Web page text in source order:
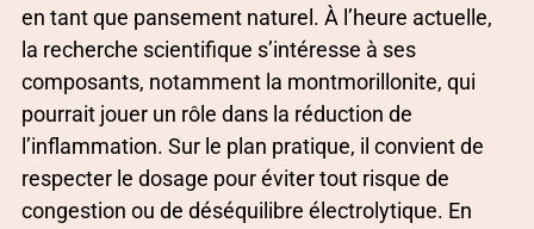
en tant que pansement naturel. À l’heure actuelle,
la recherche scientifique s’intéresse à ses
composants, notamment la montmorillonite, qui
pourrait jouer un rôle dans la réduction de
l’inflammation. Sur le plan pratique, il convient de
respecter le dosage pour éviter tout risque de
congestion ou de déséquilibre électrolytique. En